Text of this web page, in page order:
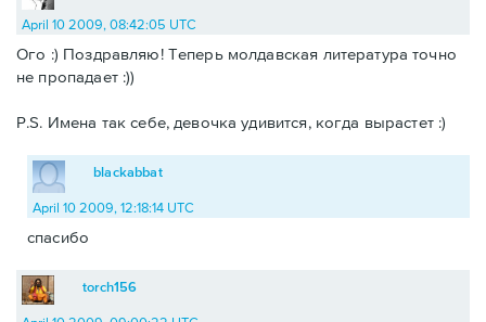
April 10 2009, 08:42:05 UTC
Ого :) Поздравляю! Теперь молдавская литература точно
не пропадает :))
P.S. Имена так себе, девочка удивится, когда вырастет :)
blackabbat
April 10 2009, 12:18:14 UTC
спасибо
torch156